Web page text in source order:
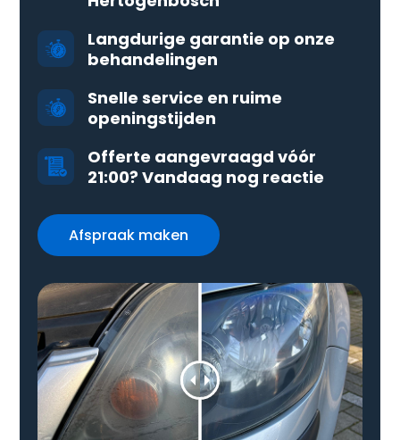
Langdurige garantie op onze
behandelingen
Snelle service en ruime
openingstijden
Offerte aangevraagd vóór
21:00? Vandaag nog reactie
Afspraak maken